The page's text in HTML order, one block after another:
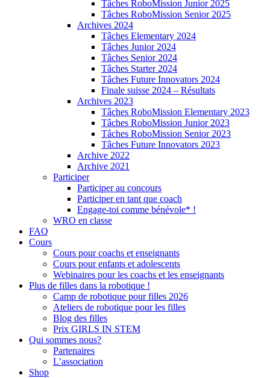
Tâches RoboMission Junior 2025
Tâches RoboMission Senior 2025
Archives 2024
Tâches Elementary 2024
Tâches Junior 2024
Tâches Senior 2024
Tâches Starter 2024
Tâches Future Innovators 2024
Finale suisse 2024 – Résultats
Archives 2023
Tâches RoboMission Elementary 2023
Tâches RoboMission Junior 2023
Tâches RoboMission Senior 2023
Tâches Future Innovators 2023
Archive 2022
Archive 2021
Participer
Participer au concours
Participer en tant que coach
Engage-toi comme bénévole* !
WRO en classe
FAQ
Cours
Cours pour coachs et enseignants
Cours pour enfants et adolescents
Webinaires pour les coachs et les enseignants
Plus de filles dans la robotique !
Camp de robotique pour filles 2026
Ateliers de robotique pour les filles
Blog des filles
Prix GIRLS IN STEM
Qui sommes nous?
Partenaires
L’association
Shop